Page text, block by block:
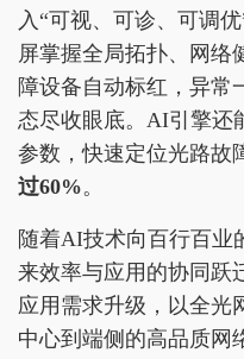
入“可视、可诊、可调
屏掌握全局拓扑、网络
障设备自动标红，异常
态尽收眼底。AI引擎还
参数，快速定位光路故
过60%。
随着AI技术向百行百业
来效率与应用的协同跃
应用需求升级，以全光
中心到端侧的高品质网